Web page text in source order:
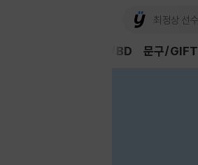
DVD/BD 문구/GIFT